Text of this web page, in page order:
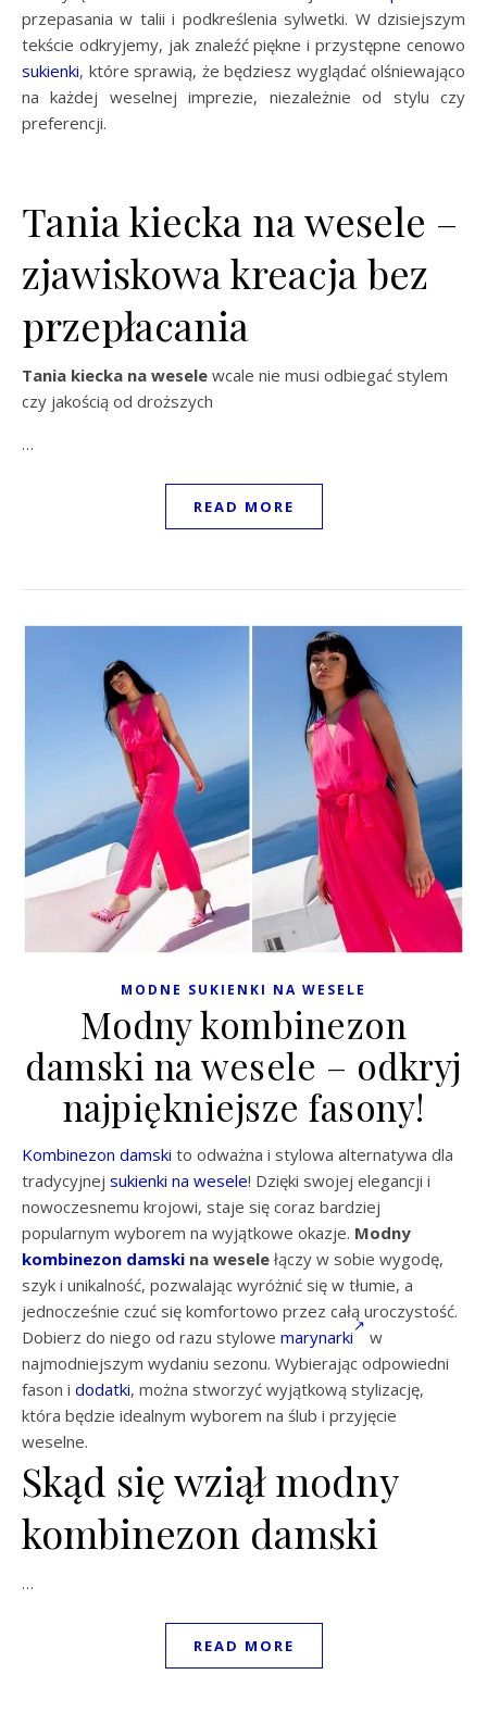
przepasania w talii i podkreślenia sylwetki. W dzisiejszym
tekście odkryjemy, jak znaleźć piękne i przystępne cenowo
sukienki, które sprawią, że będziesz wyglądać olśniewająco
na każdej weselnej imprezie, niezależnie od stylu czy
preferencji.
Tania kiecka na wesele –
zjawiskowa kreacja bez
przepłacania
Tania kiecka na wesele wcale nie musi odbiegać stylem
czy jakością od droższych
…
READ MORE
MODNE SUKIENKI NA WESELE
Modny kombinezon
damski na wesele – odkryj
najpiękniejsze fasony!
Kombinezon damski to odważna i stylowa alternatywa dla
tradycyjnej sukienki na wesele! Dzięki swojej elegancji i
nowoczesnemu krojowi, staje się coraz bardziej
popularnym wyborem na wyjątkowe okazje. Modny
kombinezon damski na wesele łączy w sobie wygodę,
szyk i unikalność, pozwalając wyróżnić się w tłumie, a
jednocześnie czuć się komfortowo przez całą uroczystość.
Dobierz do niego od razu stylowe marynarki
w
najmodniejszym wydaniu sezonu. Wybierając odpowiedni
fason i dodatki, można stworzyć wyjątkową stylizację,
która będzie idealnym wyborem na ślub i przyjęcie
weselne.
Skąd się wziął modny
kombinezon damski
…
READ MORE